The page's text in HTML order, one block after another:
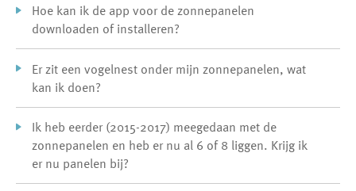
Hoe kan ik de app voor de zonnepanelen
downloaden of installeren?
Er zit een vogelnest onder mijn zonnepanelen, wat
kan ik doen?
Ik heb eerder (2015-2017) meegedaan met de
zonnepanelen en heb er nu al 6 of 8 liggen. Krijg ik
er nu panelen bij?